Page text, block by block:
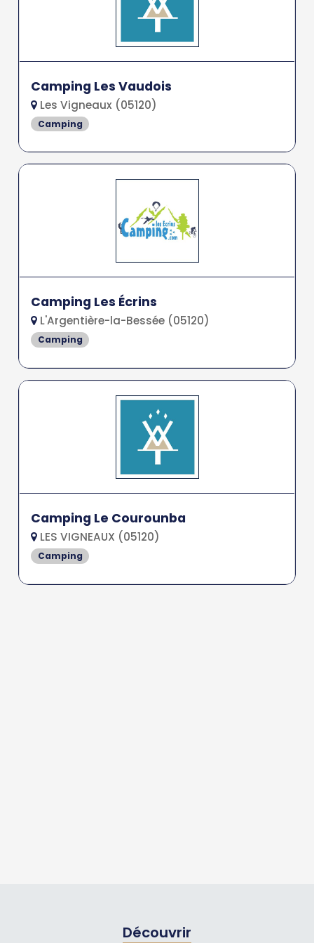
Camping Les Vaudois
Les Vigneaux (05120)
Camping
Camping Les Écrins
L'Argentière-la-Bessée (05120)
Camping
Camping Le Courounba
LES VIGNEAUX (05120)
Camping
Découvrir